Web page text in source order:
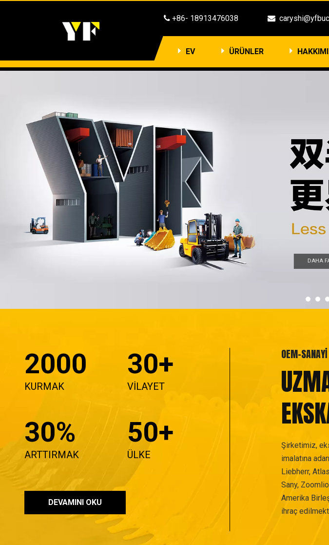
 ​​​​​​ +86- 18913476038 
EV ÜRÜNLER
2000
KURMAK
30+
VİLAYET
30%
ARTTIRMAK
50+
ÜLKE
DEVAMINI OKU
OEM-SANAYİ
Şirketimiz,
imalatına
Liebherr,
Sany,
Amerika
ihraç